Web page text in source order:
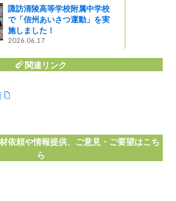
諏訪清陵高等学校附属中学校
で「信州あいさつ運動」を実
施しました！
2026.06.17
関連リンク
依頼や情報提供、ご意見・ご要望はこち
ら